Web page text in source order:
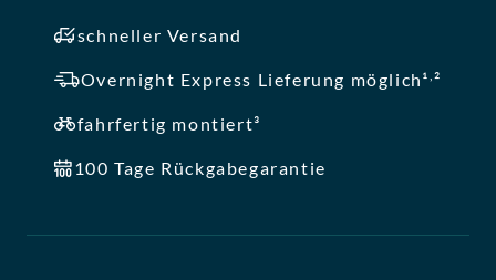
schneller Versand
Overnight Express Lieferung möglich¹ ,²
fahrfertig montiert³
100 Tage Rückgabegarantie